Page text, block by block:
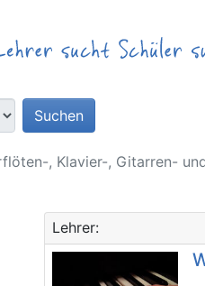
Suchen
, Klavier-, Gitarren-
Lehrer: